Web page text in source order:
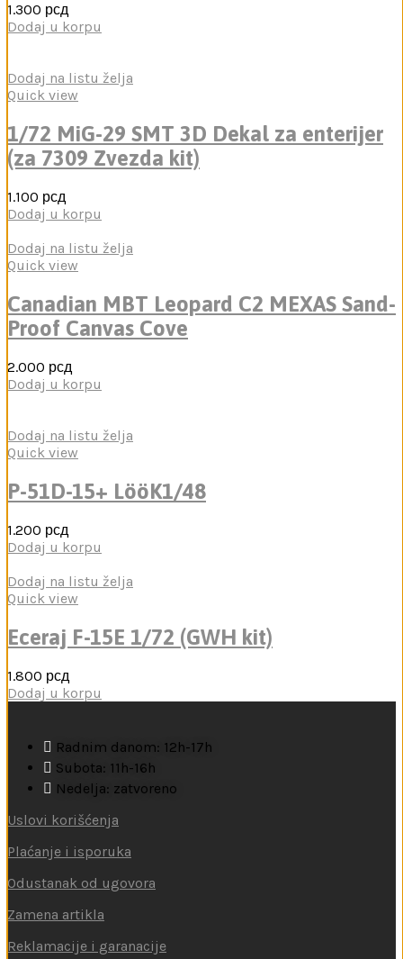
1.300 рсд
Dodaj u korpu
Dodaj na listu želja
Quick view
1/72 MiG-29 SMT 3D Dekal za enterijer
(za 7309 Zvezda kit)
1.100 рсд
Dodaj u korpu
Dodaj na listu želja
Quick view
Canadian MBT Leopard C2 MEXAS Sand-
Proof Canvas Cove
2.000 рсд
Dodaj u korpu
Dodaj na listu želja
Quick view
P-51D-15+ LööK1/48
1.200 рсд
Dodaj u korpu
Dodaj na listu želja
Quick view
Eceraj F-15E 1/72 (GWH kit)
1.800 рсд
Dodaj u korpu
Radnim danom: 12h-17h
Subota: 11h-16h
Nedelja: zatvoreno
Uslovi korišćenja
Plaćanje i isporuka
Odustanak od ugovora
Zamena artikla
Reklamacije i garanacije